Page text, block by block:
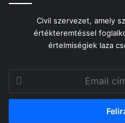
Civil szervezet, amely
értékteremtéssel
értelmiségiek laza
cím
megadása